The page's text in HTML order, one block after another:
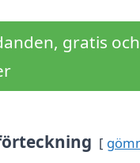
gratis